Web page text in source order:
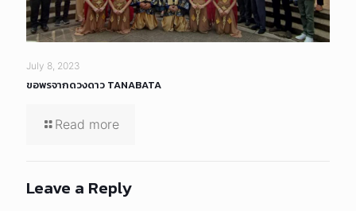
July 8, 2023
ขอพรจากดวงดาว TANABATA
Read more
Leave a Reply